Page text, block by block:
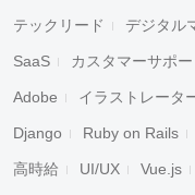
テックリード デジタル
SaaS カスタマーサポー
Adobe イラストレータ
Django Ruby on Rails
高時給 UI/UX Vue.js